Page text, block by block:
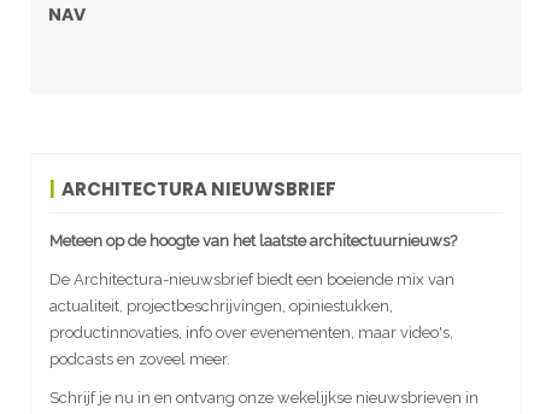
NAV
ARCHITECTURA NIEUWSBRIEF
Meteen op de hoogte van het laatste architectuurnieuws?
De Architectura-nieuwsbrief biedt een boeiende mix van
actualiteit, projectbeschrijvingen, opiniestukken,
productinnovaties, info over evenementen, maar video's,
podcasts en zoveel meer.
Schrijf je nu in en ontvang onze wekelijkse nieuwsbrieven in